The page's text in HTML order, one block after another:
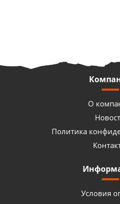
О
Политика
Условия